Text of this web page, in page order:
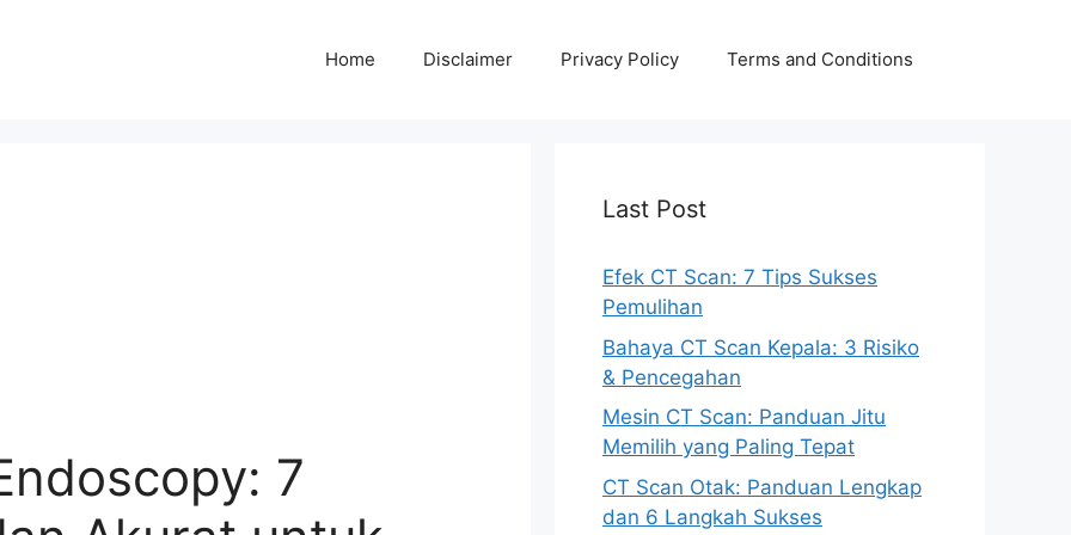
Home Disclaimer Privacy Policy Terms and Conditions
7
Last Post
Efek CT Scan: 7 Tips Sukses
Pemulihan
Bahaya CT Scan Kepala: 3 Risiko
& Pencegahan
Mesin CT Scan: Panduan Jitu
Memilih yang Paling Tepat
CT Scan Otak: Panduan Lengkap
dan 6 Langkah Sukses